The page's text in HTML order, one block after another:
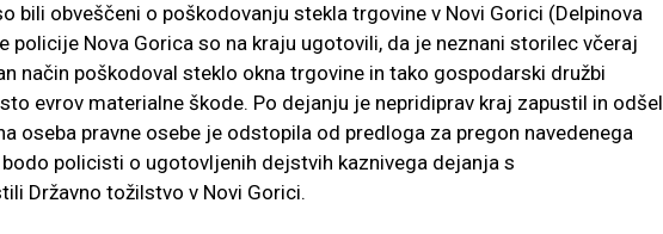
bili obveščeni o poškodovanju stekla trgovine v Novi Gorici (Delpinova
policije Nova Gorica so na kraju ugotovili, da je neznani storilec včeraj
način poškodoval steklo okna trgovine in tako gospodarski družbi
evrov materialne škode. Po dejanju je nepridiprav kraj zapustil in odšel
oseba pravne osebe je odstopila od predloga za pregon navedenega
policisti o ugotovljenih dejstvih kaznivega dejanja s
Državno tožilstvo v Novi Gorici.